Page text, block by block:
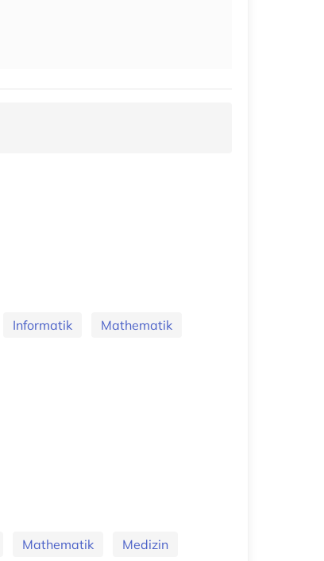
Informatik
Mathematik
Mathematik
Medizin